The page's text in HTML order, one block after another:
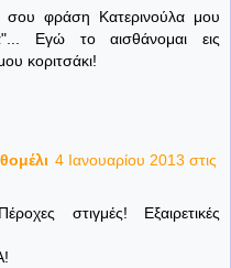
σου φράση Κατερινούλα μου
Εγώ το αισθάνομαι εις
κοριτσάκι!
4 Ιανουαρίου 2013 στις
στιγμές! Εξαιρετικές